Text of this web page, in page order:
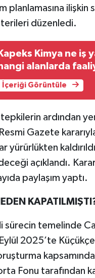
planlamasına
düzenledi.
Kapeks Kimya ne iş
hangi alanlarda
İçeriği Görüntüle
ardından
Gazete
yürürlükten
açıklandı.
paylaşım yaptı.
sürecin temelinde
2025’te
Fonu tarafından